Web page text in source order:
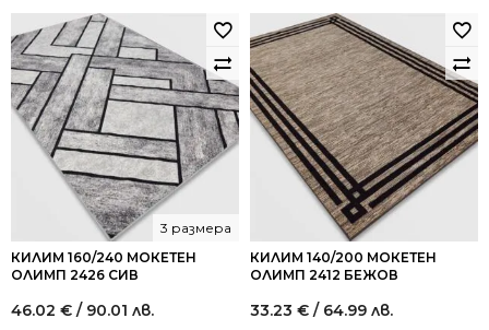
КИЛИМ 160/240 МОКЕТЕН
ОЛИМП 2426 СИВ
3 размера
46.02 € / 90.01 лв.
КИЛИМ 140/200 МОКЕТЕН
ОЛИМП 2412 БЕЖОВ
33.23 € / 64.99 лв.